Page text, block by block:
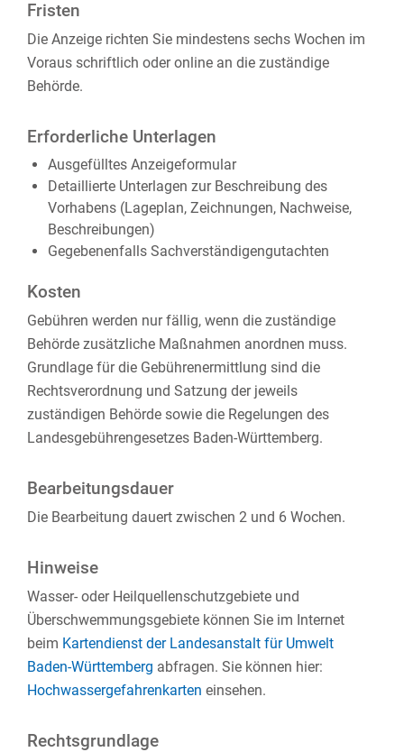
Fristen
Die Anzeige richten Sie mindestens sechs Wochen im
Voraus schriftlich oder online an die zuständige
Behörde.
Erforderliche Unterlagen
Ausgefülltes Anzeigeformular
Detaillierte Unterlagen zur Beschreibung des
Vorhabens (Lageplan, Zeichnungen, Nachweise,
Beschreibungen)
Gegebenenfalls Sachverständigengutachten
Kosten
Gebühren werden nur fällig, wenn die zuständige
Behörde zusätzliche Maßnahmen anordnen muss.
Grundlage für die Gebührenermittlung sind die
Rechtsverordnung und Satzung der jeweils
zuständigen Behörde sowie die Regelungen des
Landesgebührengesetzes Baden-Württemberg.
Bearbeitungsdauer
Die Bearbeitung dauert zwischen 2 und 6 Wochen.
Hinweise
Wasser- oder Heilquellenschutzgebiete und
Überschwemmungsgebiete können Sie im Internet
beim Kartendienst der Landesanstalt für Umwelt
Baden-Württemberg abfragen. Sie können hier:
Hochwassergefahrenkarten einsehen.
Rechtsgrundlage